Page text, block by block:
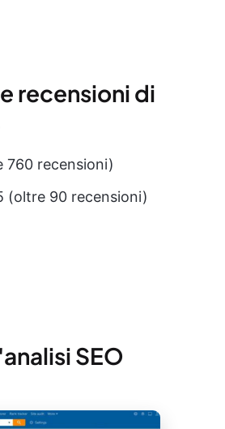
recensioni di
760 recensioni)
(oltre 90 recensioni)
SEO